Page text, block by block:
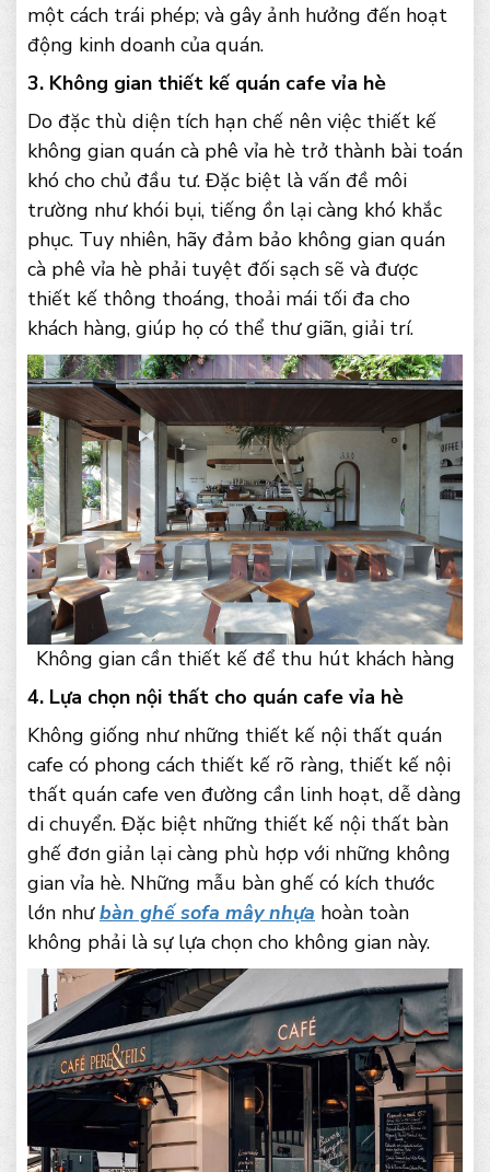
một cách trái phép; và gây ảnh hưởng đến hoạt
động kinh doanh của quán.
3. Không gian thiết kế quán cafe vỉa hè
Do đặc thù diện tích hạn chế nên việc thiết kế
không gian quán cà phê vỉa hè trở thành bài toán
khó cho chủ đầu tư. Đặc biệt là vấn đề môi
trường như khói bụi, tiếng ồn lại càng khó khắc
phục. Tuy nhiên, hãy đảm bảo không gian quán
cà phê vỉa hè phải tuyệt đối sạch sẽ và được
thiết kế thông thoáng, thoải mái tối đa cho
khách hàng, giúp họ có thể thư giãn, giải trí.
Không gian cần thiết kế để thu hút khách hàng
4. Lựa chọn nội thất cho quán cafe vỉa hè
Không giống như những thiết kế nội thất quán
cafe có phong cách thiết kế rõ ràng, thiết kế nội
thất quán cafe ven đường cần linh hoạt, dễ dàng
di chuyển. Đặc biệt những thiết kế nội thất bàn
ghế đơn giản lại càng phù hợp với những không
gian vỉa hè. Những mẫu bàn ghế có kích thước
lớn nhưbàn ghế sofa mây nhựa hoàn toàn
không phải là sự lựa chọn cho không gian này.